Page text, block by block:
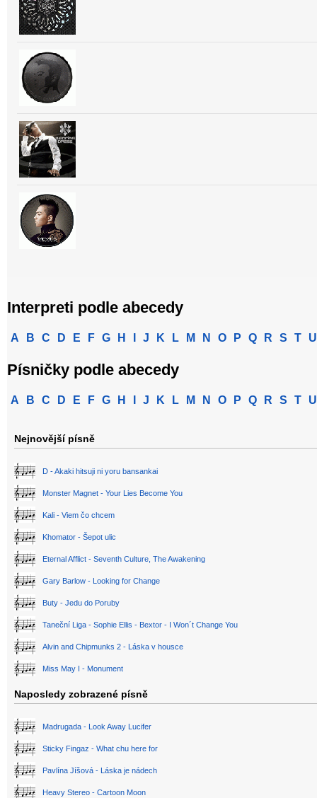
Interpreti podle abecedy
A B C D E F G H J K L M N O P Q R S T U
Písničky podle abecedy
A B C D E F G H J K L M N O P Q R S T U
Nejnovější písně
D - Akaki hitsuji ni yoru bansankai
Monster Magnet - Your Lies Become You
Kali - Viem čo chcem
Khomator - Šepot ulic
Eternal Afflict - Seventh Culture, The Awakening
Gary Barlow - Looking for Change
Buty - Jedu do Poruby
Taneční Liga - Sophie Ellis - Bextor - I Won´t Change You
Alvin and Chipmunks 2 - Láska v housce
Miss May I - Monument
Naposledy zobrazené písně
Madrugada - Look Away Lucifer
Sticky Fingaz - What chu here for
Pavlína Jíšová - Láska je nádech
Heavy Stereo - Cartoon Moon